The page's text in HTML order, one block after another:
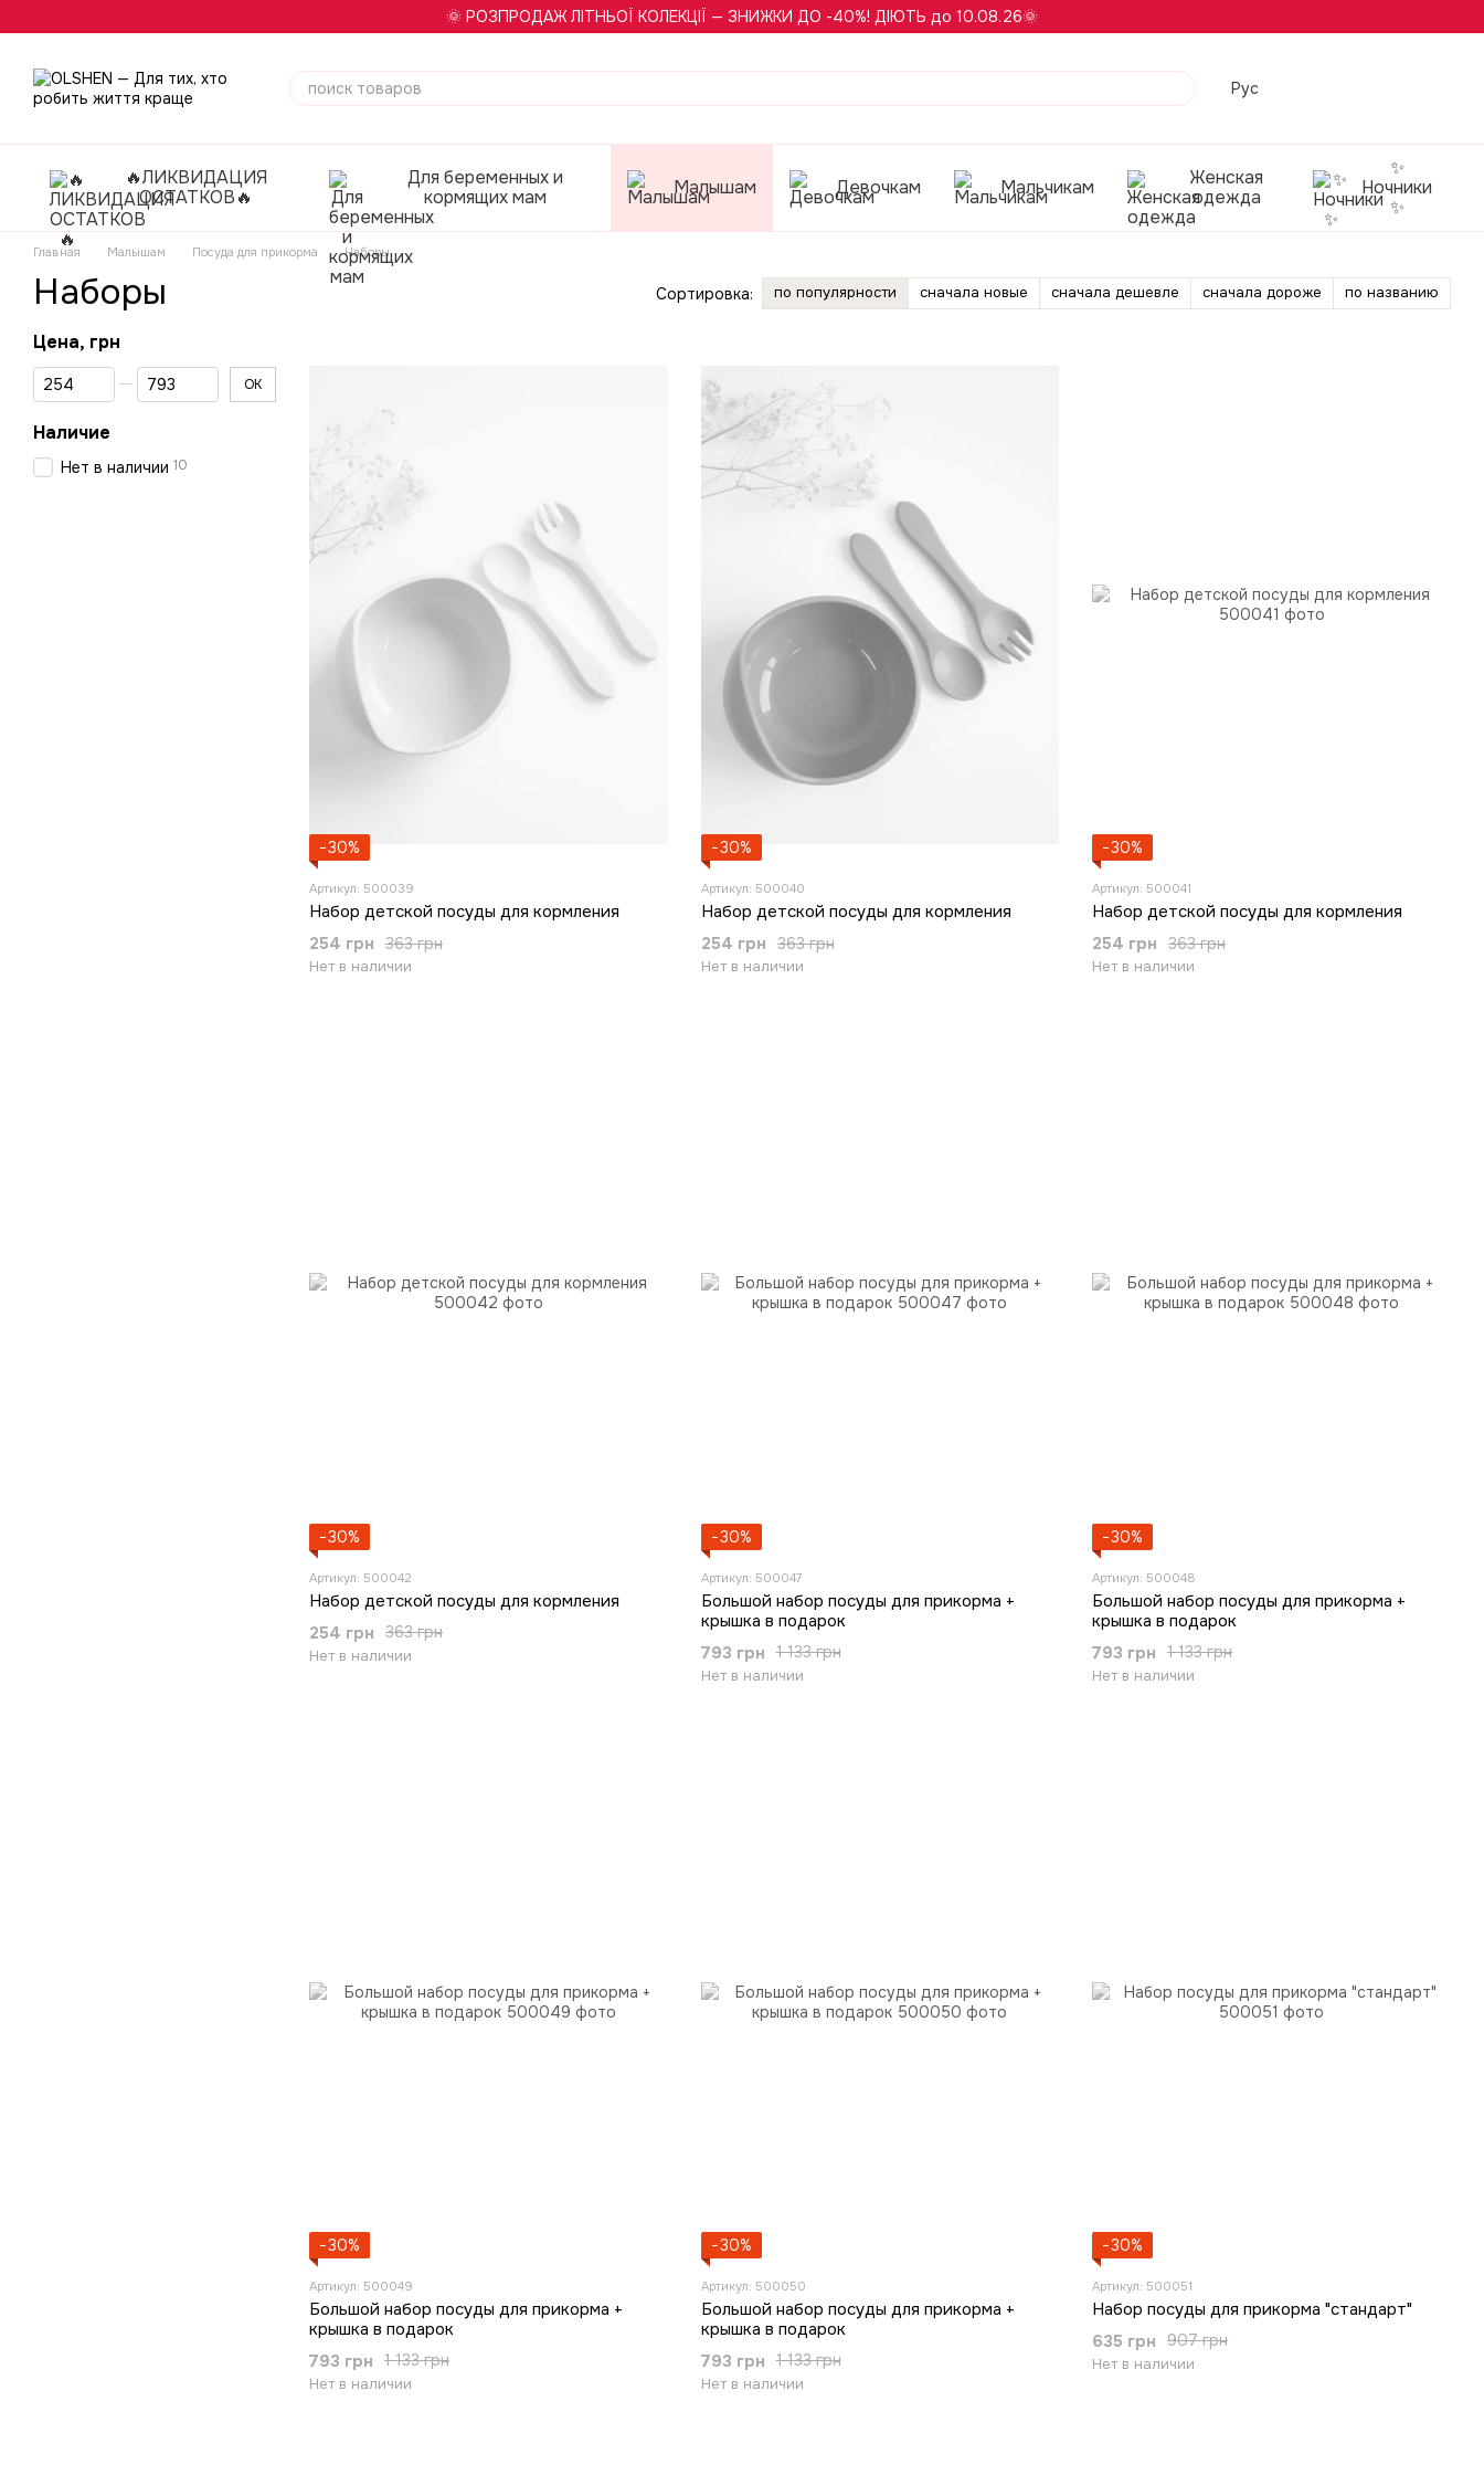
🌞 РОЗПРОДАЖ ЛІТНЬОЇ КОЛЕКЦІЇ — ЗНИЖКИ ДО -40%! ДІЮТЬ до 10.08.26🌞
Рус
🔥ЛИКВИДАЦИЯ
ОСТАТКОВ🔥
Для беременных и
кормящих мам
Малышам Девочкам Мальчикам
Женская
одежда
✨
Ночники
✨
Главная Малышам Посуда для прикорма Наборы
Наборы Сортировка: по популярности сначала новые сначала дешевле сначала дороже по названию
−30%
Артикул: 500039
Набор детской посуды для кормления
363 грн
254 грн
Нет в наличии
−30%
Артикул: 500040
Набор детской посуды для кормления
363 грн
254 грн
Нет в наличии
−30%
Артикул: 500041
Набор детской посуды для кормления
363 грн
254 грн
Нет в наличии
−30%
Артикул: 500042
Набор детской посуды для кормления
363 грн
254 грн
Нет в наличии
−30%
Артикул: 500047
Большой набор посуды для прикорма +
крышка в подарок
1 133 грн
793 грн
Нет в наличии
−30%
Артикул: 500048
Большой набор посуды для прикорма +
крышка в подарок
1 133 грн
793 грн
Нет в наличии
−30%
Артикул: 500049
Большой набор посуды для прикорма +
крышка в подарок
1 133 грн
793 грн
Нет в наличии
−30%
Артикул: 500050
Большой набор посуды для прикорма +
крышка в подарок
1 133 грн
793 грн
Нет в наличии
−30%
Артикул: 500051
Набор посуды для прикорма "стандарт"
907 грн
635 грн
Нет в наличии
Цена, грн
От Цена, грн
До Цена, грн OK
Наличие
Нет в наличии 10